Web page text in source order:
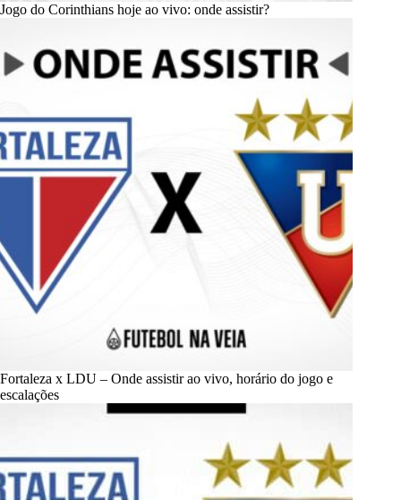
Jogo do Corinthians hoje ao vivo: onde assistir?
Fortaleza x LDU – Onde assistir ao vivo, horário do jogo e
escalações